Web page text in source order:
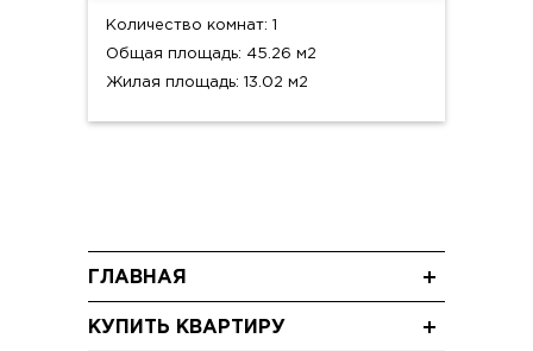
Количество комнат: 1
Общая площадь: 45.26 м2
Жилая площадь: 13.02 м2
ГЛАВНАЯ
КУПИТЬ КВАРТИРУ